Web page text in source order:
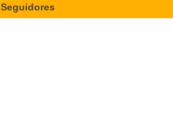
Seguidores